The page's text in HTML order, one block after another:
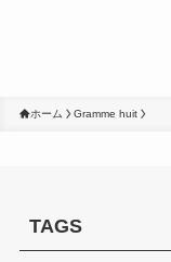
ホーム Gramme huit
TAGS